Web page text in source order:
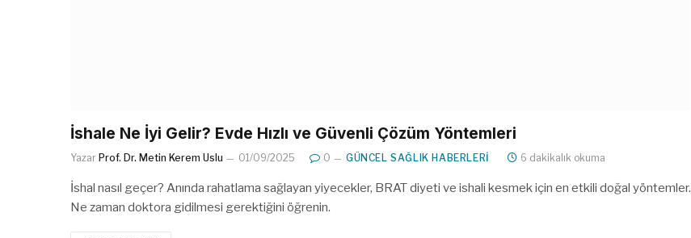
İshale Ne İyi Gelir? Evde Hızlı ve Güvenli Çözüm Yöntemleri
Yazar Prof. Dr. Metin Kerem Uslu 01/09/2025 0 GÜNCEL SAĞLIK HABERLERI 6 dakikalık okuma
İshal nasıl geçer? Anında rahatlama sağlayan yiyecekler, BRAT diyeti ve ishali kesmek için en etkili doğal yöntemler.
Ne zaman doktora gidilmesi gerektiğini öğrenin.